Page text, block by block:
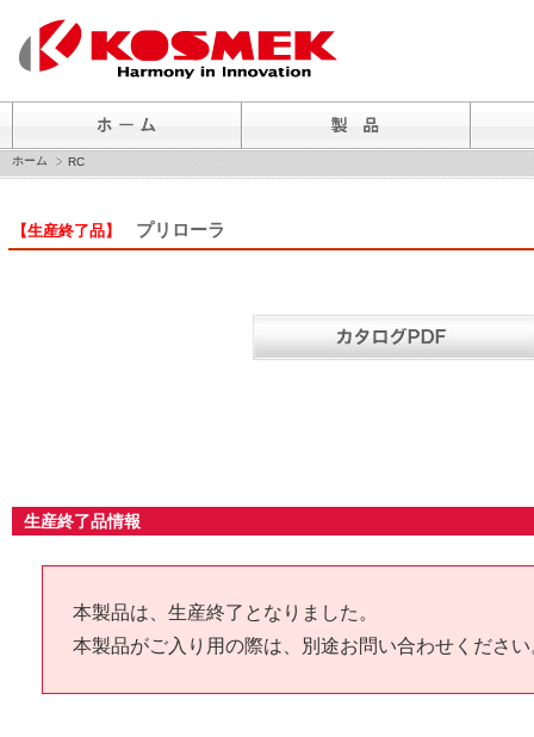
ホーム RC
【生産終了品】 プリローラ
生産終了品情報
本製品は、生産終了となりました。
本製品がご入り用の際は、別途お問い合わせください